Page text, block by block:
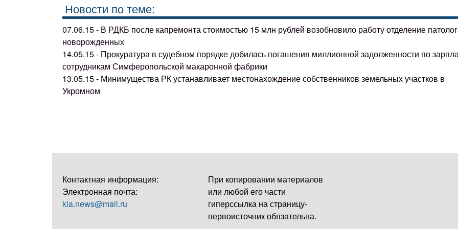
Новости по теме:
07.06.15 - В РДКБ после капремонта стоимостью 15 млн рублей возобновило работу отделение
новорожденных
14.05.15 - Прокуратура в судебном порядке добилась погашения миллионной задолженности по
сотрудникам Симферопольской макаронной фабрики
13.05.15 - Минимущества РК устанавливает местонахождение собственников земельных участков в
Укромном
Контактная информация:
Электронная почта:
kia.news@mail.ru
При копировании материалов
или любой его части
гиперссылка на страницу-
первоисточник обязательна.